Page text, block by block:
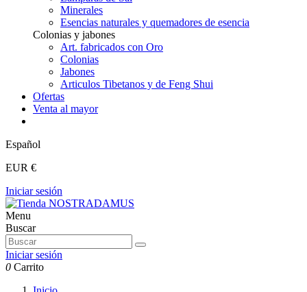
Minerales
Esencias naturales y quemadores de esencia
Colonias y jabones
Art. fabricados con Oro
Colonias
Jabones
Articulos Tibetanos y de Feng Shui
Ofertas
Venta al mayor
Español
EUR €
Iniciar sesión
Menu
Buscar
Iniciar sesión
0 Carrito